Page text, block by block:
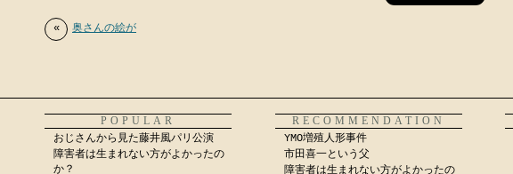
« 奥さんの絵が
POPULAR
おじさんから見た藤井風パリ公演
障害者は生まれない方がよかったの
か？
RECOMMENDATION
YMO増殖人形事件
市田喜一という父
障害者は生まれない方がよかったの